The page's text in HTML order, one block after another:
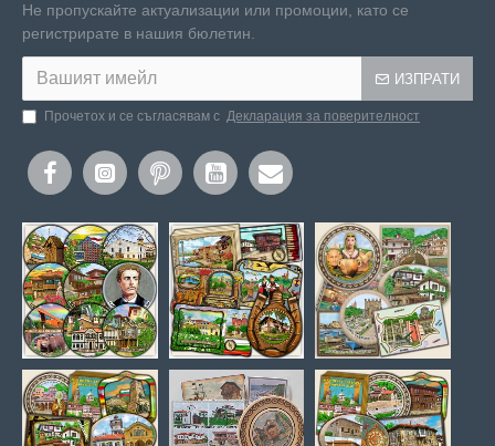
Не пропускайте актуализации или промоции, като се
регистрирате в нашия бюлетин.
ИЗПРАТИ
Прочетох и се съгласявам с Декларация за поверителност